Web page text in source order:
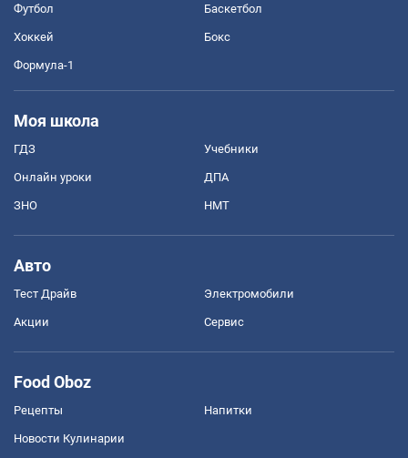
Футбол Баскетбол
Хоккей Бокс
Формула-1
Моя школа
ГДЗ Учебники
Онлайн уроки ДПА
ЗНО НМТ
Авто
Тест Драйв Электромобили
Акции Сервис
Food Oboz
Рецепты Напитки
Новости Кулинарии